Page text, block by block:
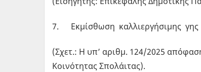
7. Εκμίσθωση καλλιεργήσιμης γης
(Σχετ.: Η υπ’ αριθμ. 124/2025
Κοινότητας Σπολάιτας).